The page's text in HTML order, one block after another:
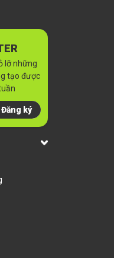
lỡ những
tạo được
Đăng ký